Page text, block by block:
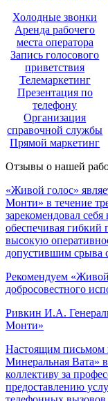
Холодные звонки
Аренда рабочего
места оператора
Запись голосового
приветствия
Телемаркетинг
Презентация по
телефону
Организация
справочной службы
Прямой маркетинг
Отзывы о нашей
«Живой голос»
Монти» в течение
зарекомендовал
обеспечивая гибкий
высокую
допустившим срыва
Рекомендуем
добросовестного
Ривкин И.А.
Монти»
Настоящим письмом
Минеральная Вата»
коллективу за
предоставлению